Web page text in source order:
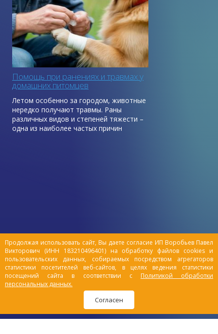
Продолжая использовать сайт, Вы даете согласие ИП Воробьев Павел
Викторович (ИНН 183210496401) на обработку файлов cookies и
пользовательских данных, собираемых посредством агрегаторов
статистики посетителей веб-сайтов, в целях ведения статистики
посещений сайта в соответствии с Политикой обработки
персональных данных.
Согласен
Помощь при ранениях и травмах у
домашних питомцев
Летом особенно за городом, животные
нередко получают травмы. Раны
различных видов и степеней тяжести –
одна из наиболее частых причин
падения.